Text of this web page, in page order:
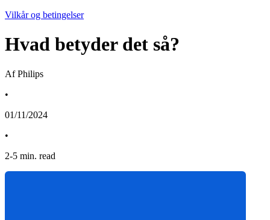
Vilkår og betingelser
Hvad betyder det så?
Af Philips
•
01/11/2024
•
2-5 min. read